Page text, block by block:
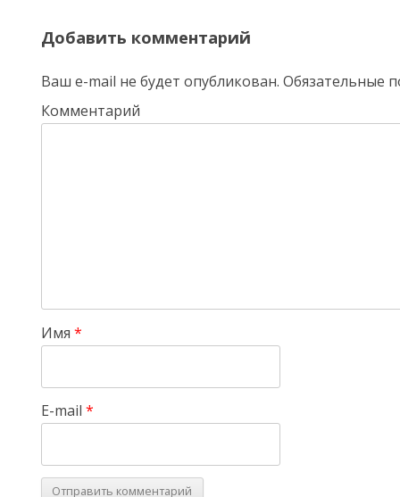
Добавить комментарий
Ваш e-mail не будет опубликован. Обязательные
Комментарий
Имя *
E-mail *